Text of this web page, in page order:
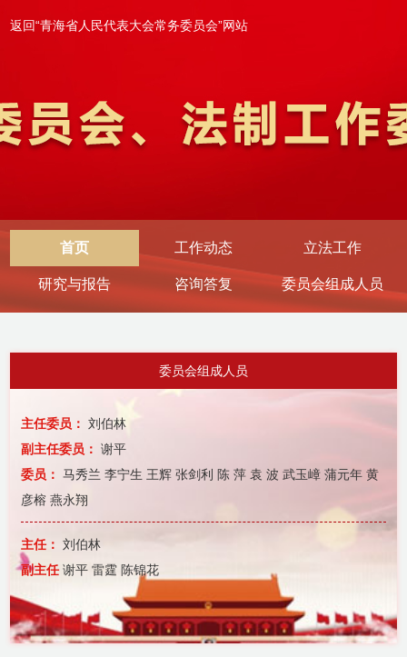
返回“青海省人民代表大会常务委员会”网站
首页 工作动态 立法工作
研究与报告 咨询答复 委员会组成人员
委员会组成人员
主任委员： 刘伯林
副主任委员： 谢平
委员： 马秀兰 李宁生 王辉 张剑利 陈 萍 袁 波 武玉嶂 蒲元年 黄
彦榕 燕永翔
主任： 刘伯林
副主任谢平 雷霆 陈锦花